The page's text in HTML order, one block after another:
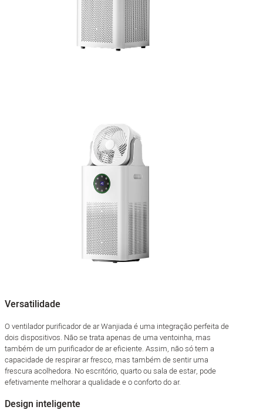
Versatilidade
O ventilador purificador de ar Wanjiada é uma integração perfeita de
dois dispositivos. Não se trata apenas de uma ventoinha, mas
também de um purificador de ar eficiente. Assim, não só tem a
capacidade de respirar ar fresco, mas também de sentir uma
frescura acolhedora. No escritório, quarto ou sala de estar, pode
efetivamente melhorar a qualidade e o conforto do ar.
Design inteligente